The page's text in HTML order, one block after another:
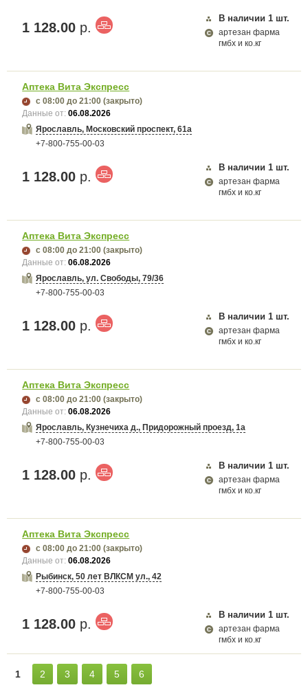
1 128.00 р.
В наличии 1 шт.
артезан фарма
гмбх и ко.кг
Аптека Вита Экспресс
с 08:00 до 21:00 (закрыто)
Данные от:06.08.2026
Ярославль, Московский проспект, 61а
+7-800-755-00-03
1 128.00 р.
В наличии 1 шт.
артезан фарма
гмбх и ко.кг
Аптека Вита Экспресс
с 08:00 до 21:00 (закрыто)
Данные от:06.08.2026
Ярославль, ул. Свободы, 79/36
+7-800-755-00-03
1 128.00 р.
В наличии 1 шт.
артезан фарма
гмбх и ко.кг
Аптека Вита Экспресс
с 08:00 до 21:00 (закрыто)
Данные от:06.08.2026
Ярославль, Кузнечиха д., Придорожный проезд, 1а
+7-800-755-00-03
1 128.00 р.
В наличии 1 шт.
артезан фарма
гмбх и ко.кг
Аптека Вита Экспресс
с 08:00 до 21:00 (закрыто)
Данные от:06.08.2026
Рыбинск, 50 лет ВЛКСМ ул., 42
+7-800-755-00-03
1 128.00 р.
В наличии 1 шт.
артезан фарма
гмбх и ко.кг
1 2 3 4 5 6